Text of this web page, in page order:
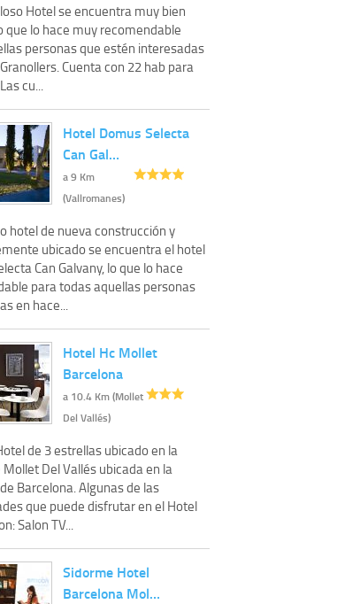
Hotel se encuentra muy bien
que lo hace muy recomendable
personas que estén interesadas
Cuenta con 22 hab para
cu...
Hotel Domus Selecta
Can Gal…
a 9 Km
(Vallromanes)
hotel de nueva construcción y
ubicado se encuentra el hotel
Can Galvany, lo que lo hace
para todas aquellas personas
en hace...
Hotel Hc Mollet
Barcelona
a 10.4 Km (Mollet
Del Vallés)
de 3 estrellas ubicado en la
Del Vallés ubicada en la
Barcelona. Algunas de las
que puede disfrutar en el Hotel
Salon TV...
Sidorme Hotel
Barcelona Mol…